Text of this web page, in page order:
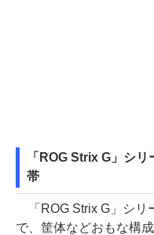
「ROG Strix G」シ
帯
「ROG Strix G」シリ
で、筐体などおもな構